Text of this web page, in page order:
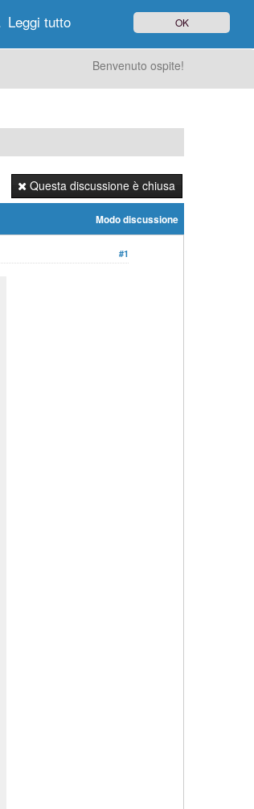
Utenti
Benvenuto ospite!
Questa discussione è chiusa
Modo discussione
#1
Leggi tutto OK